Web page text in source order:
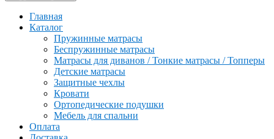
Главная
Каталог
Пружинные матрасы
Беспружинные матрасы
Матрасы для диванов / Тонкие матрасы / Топперы
Детские матрасы
Защитные чехлы
Кровати
Ортопедические подушки
Мебель для спальни
Оплата